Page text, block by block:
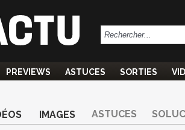
PREVIEWS ASTUCES SORTIES
IMAGES ASTUCES